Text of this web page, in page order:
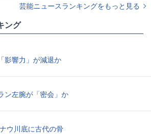
芸能ニュースランキングをもっと見る
ング
影響力」が減退か
ン左腕が「密会」か
ウ川底に古代の骨